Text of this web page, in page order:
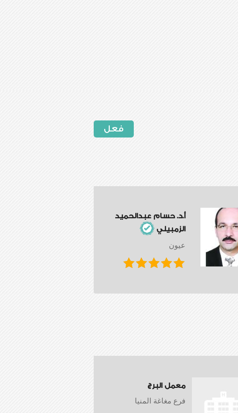
فعل
أ.د. حسام عبدالحميد
الزمبيلي
عيون
معمل البرج
فرع مغاغة المنيا